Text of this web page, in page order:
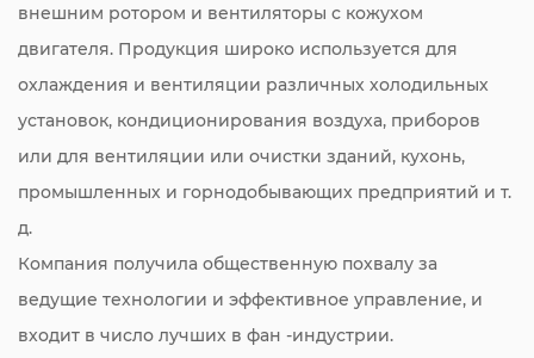
внешним ротором и вентиляторы с кожухом
двигателя. Продукция широко используется для
охлаждения и вентиляции различных холодильных
установок, кондиционирования воздуха, приборов
или для вентиляции или очистки зданий, кухонь,
промышленных и горнодобывающих предприятий и т.
д.
Компания получила общественную похвалу за
ведущие технологии и эффективное управление, и
входит в число лучших в фан -индустрии.